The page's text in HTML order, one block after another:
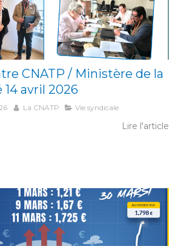
CNATP / Ministère de la
14 avril 2026
La CNATP Vie syndicale
Lire l'article